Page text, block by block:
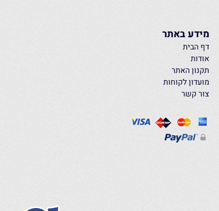
מידע באתר
דף הבית
אודות
תקנון האתר
מועדון לקוחות
צור קשר